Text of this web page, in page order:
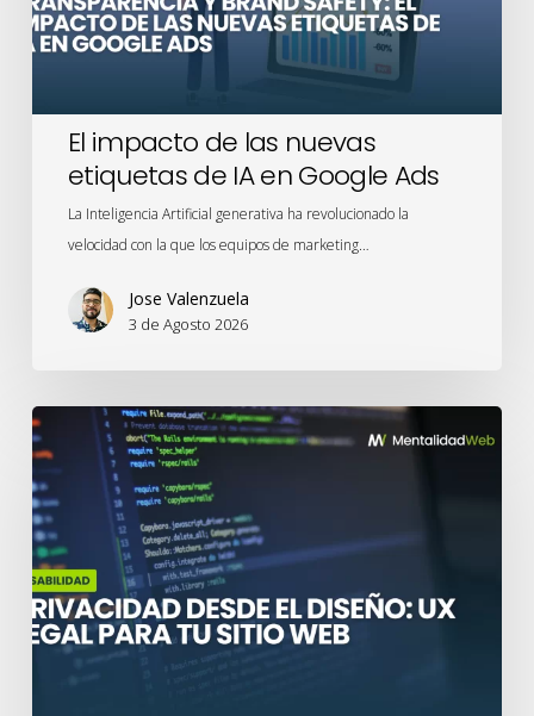
IA
en
Ads
El impacto de las nuevas
etiquetas de IA en Google Ads
La Inteligencia Artificial generativa ha revolucionado la
velocidad con la que los equipos de marketing…
Jose Valenzuela
3 de Agosto 2026
Privacidad
desde
el
Diseño:
UX
legal
para
tu